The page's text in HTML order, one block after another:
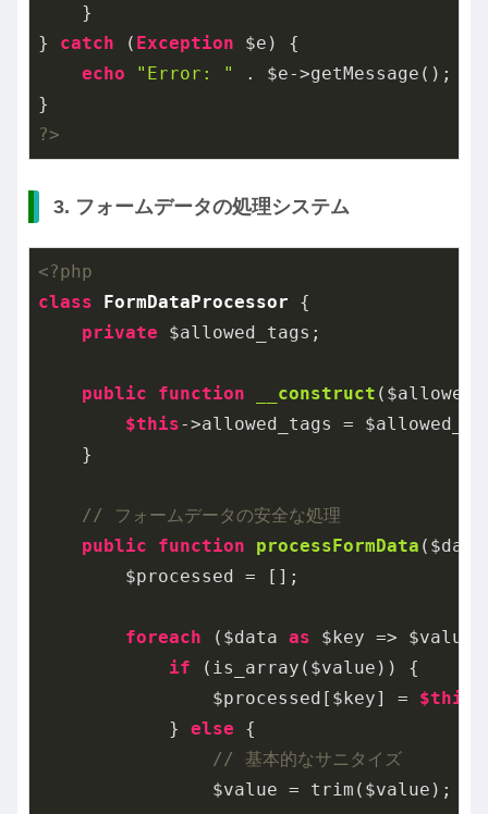
    }
} catch ( Exception $e) {
echo
"Error: "
. $e->getMessage();
?>
3. フォームデータの処理システム
<?php
class
FormDataProcessor
{
private $allowed_tags;
public function __construct
$this->allowed_tags =
    }
// フォームデータの安全な処理
public
function processFormData
        $processed = [];
foreach ($data as $key =>
if (is_array($value)) {
                $processed[$key] =
$this
            }
else {
// 基本的なサニタイズ
                $value = trim($value);